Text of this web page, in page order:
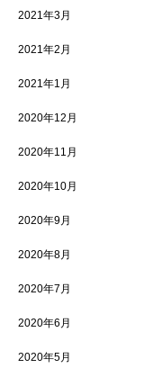
2021年3月
2021年2月
2021年1月
2020年12月
2020年11月
2020年10月
2020年9月
2020年8月
2020年7月
2020年6月
2020年5月